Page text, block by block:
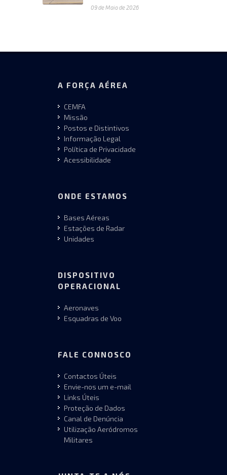
09 de Maio de 2026
A FORÇA AÉREA
CEMFA
Missão
Postos e Distintivos
Informação Legal
Política de Privacidade
Acessibilidade
ONDE ESTAMOS
Bases Aéreas
Estações de Radar
Unidades
DISPOSITIVO
OPERACIONAL
Aeronaves
Esquadras de Voo
FALE CONNOSCO
Contactos Úteis
Envie-nos um e-mail
Links Úteis
Proteção de Dados
Canal de Denúncia
Utilização Aeródromos
Militares